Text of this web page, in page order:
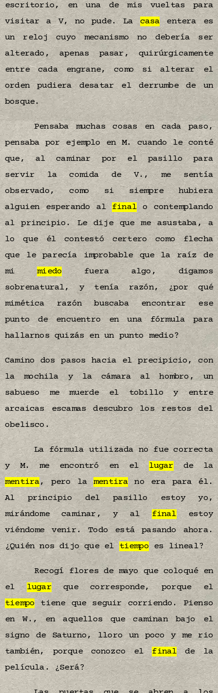
escritorio, en una de mis vueltas para
visitar a V, no pude. Lacasaentera es
un reloj cuyo mecanismo no debería ser
alterado, apenas pasar, quirúrgicamente
entre cada engrane, como si alterar el
orden pudiera desatar el derrumbe de un
bosque.
Pensaba muchas cosas en cada paso,
pensaba por ejemplo en M. cuando le conté
que, al caminar por el pasillo para
servir la comida de V., me sentía
observado, como si siempre hubiera
alguien esperando alfinalo contemplando
al principio. Le dije que me asustaba, a
lo que él contestó certero como flecha
que le parecía improbable que la raíz de
mimiedo fuera algo, digamos
sobrenatural, y tenía razón, ¿por qué
mimética razón buscaba encontrar ese
punto de encuentro en una fórmula para
hallarnos quizás en un punto medio?
Camino dos pasos hacia el precipicio, con
la mochila y la cámara al hombro, un
sabueso me muerde el tobillo y entre
arcaicas escamas descubro los restos del
obelisco.
La fórmula utilizada no fue correcta
y M. me encontró en ellugar de la
mentira, pero lamentira no era para él.
Al principio del pasillo estoy yo,
mirándome caminar, y alfinalestoy
viéndome venir. Todo está pasando ahora.
¿Quién nos dijo que eltiempoes lineal?
Recogí flores de mayo que coloqué en
ellugarque corresponde, porque el
tiempotiene que seguir corriendo. Pienso
en W., en aquellos que caminan bajo el
signo de Saturno, lloro un poco y me rio
también, porque conozco elfinalde la
película. ¿Será?